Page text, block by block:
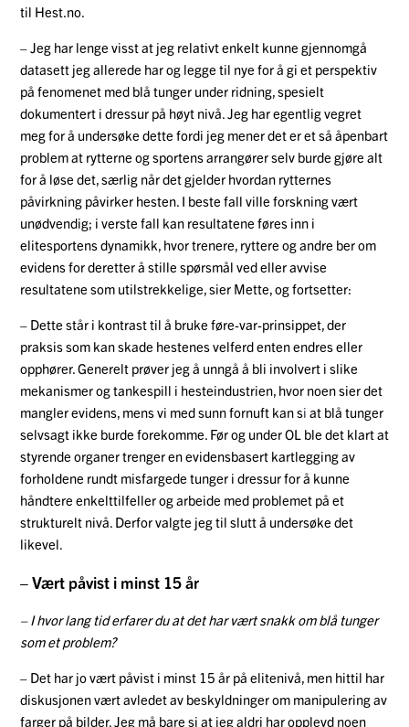
til Hest.no.
– Jeg har lenge visst at jeg relativt enkelt kunne gjennomgå
datasett jeg allerede har og legge til nye for å gi et perspektiv
på fenomenet med blå tunger under ridning, spesielt
dokumentert i dressur på høyt nivå. Jeg har egentlig vegret
meg for å undersøke dette fordi jeg mener det er et så åpenbart
problem at rytterne og sportens arrangører selv burde gjøre alt
for å løse det, særlig når det gjelder hvordan rytternes
påvirkning påvirker hesten. I beste fall ville forskning vært
unødvendig; i verste fall kan resultatene føres inn i
elitesportens dynamikk, hvor trenere, ryttere og andre ber om
evidens for deretter å stille spørsmål ved eller avvise
resultatene som utilstrekkelige, sier Mette, og fortsetter:
– Dette står i kontrast til å bruke føre-var-prinsippet, der
praksis som kan skade hestenes velferd enten endres eller
opphører. Generelt prøver jeg å unngå å bli involvert i slike
mekanismer og tankespill i hesteindustrien, hvor noen sier det
mangler evidens, mens vi med sunn fornuft kan si at blå tunger
selvsagt ikke burde forekomme. Før og under OL ble det klart at
styrende organer trenger en evidensbasert kartlegging av
forholdene rundt misfargede tunger i dressur for å kunne
håndtere enkelttilfeller og arbeide med problemet på et
strukturelt nivå. Derfor valgte jeg til slutt å undersøke det
likevel.
– Vært påvist i minst 15 år
– I hvor lang tid erfarer du at det har vært snakk om blå tunger
som et problem?
– Det har jo vært påvist i minst 15 år på elitenivå, men hittil har
diskusjonen vært avledet av beskyldninger om manipulering av
farger på bilder. Jeg må bare si at jeg aldri har opplevd noen